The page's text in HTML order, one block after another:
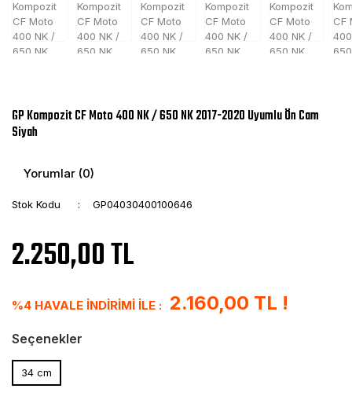
GP Kompozit CF Moto 400 NK / 650 NK 2017-2020 Uyumlu Ön Cam
Siyah
Yorumlar (0)
Stok Kodu GP04030400100646
2.250,00 TL
%4 HAVALE İNDİRİMİ İLE : 2.160,00 TL !
Seçenekler
34 cm